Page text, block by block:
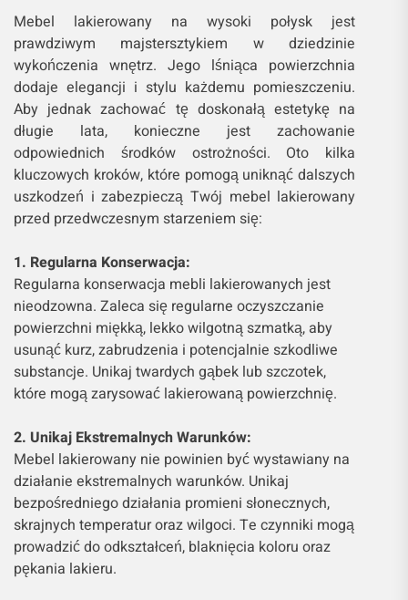
Mebel lakierowany na wysoki połysk jest
prawdziwym majstersztykiem w dziedzinie
wykończenia wnętrz. Jego lśniąca powierzchnia
dodaje elegancji i stylu każdemu pomieszczeniu.
Aby jednak zachować tę doskonałą estetykę na
długie lata, konieczne jest zachowanie
odpowiednich środków ostrożności. Oto kilka
kluczowych kroków, które pomogą uniknąć dalszych
uszkodzeń i zabezpieczą Twój mebel lakierowany
przed przedwczesnym starzeniem się:
1. Regularna Konserwacja:
Regularna konserwacja mebli lakierowanych jest
nieodzowna. Zaleca się regularne oczyszczanie
powierzchni miękką, lekko wilgotną szmatką, aby
usunąć kurz, zabrudzenia i potencjalnie szkodliwe
substancje. Unikaj twardych gąbek lub szczotek,
które mogą zarysować lakierowaną powierzchnię.
2. Unikaj Ekstremalnych Warunków:
Mebel lakierowany nie powinien być wystawiany na
działanie ekstremalnych warunków. Unikaj
bezpośredniego działania promieni słonecznych,
skrajnych temperatur oraz wilgoci. Te czynniki mogą
prowadzić do odkształceń, blaknięcia koloru oraz
pękania lakieru.